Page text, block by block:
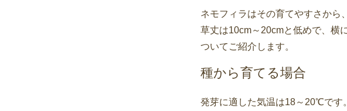
ネモフィラはその育てやすさから
草丈は10cm～20cmと低めで、横
ついてご紹介します。
種から育てる場合
発芽に適した気温は18～20℃です